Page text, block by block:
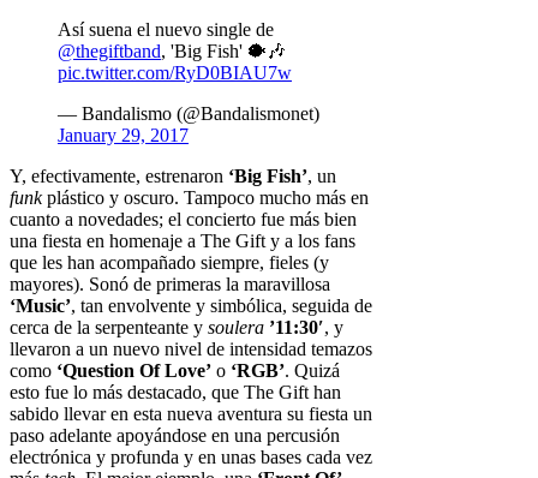
Así suena el nuevo single de
@thegiftband, 'Big Fish' 🐡🎶
pic.twitter.com/RyD0BIAU7w
— Bandalismo (@Bandalismonet)
January 29, 2017
Y, efectivamente, estrenaron ‘Big Fish’, un
funkplástico y oscuro. Tampoco mucho más en
cuanto a novedades; el concierto fue más bien
una fiesta en homenaje a The Gift y a los fans
que les han acompañado siempre, fieles (y
mayores). Sonó de primeras la maravillosa
‘Music’, tan envolvente y simbólica, seguida de
cerca de la serpenteante y soulera ’11:30′, y
llevaron a un nuevo nivel de intensidad temazos
como ‘Question Of Love’ o ‘RGB’. Quizá
esto fue lo más destacado, que The Gift han
sabido llevar en esta nueva aventura su fiesta un
paso adelante apoyándose en una percusión
electrónica y profunda y en unas bases cada vez